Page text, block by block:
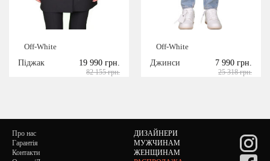
Off-White
Піджак
19 990 грн.
82 155 грн.
Off-White
Джинси
7 990 грн.
25 318 грн.
Про нас
Гарантія
Контакти
ДИЗАЙНЕРИ
МУЖЧИНАМ
ЖЕНЩИНАМ